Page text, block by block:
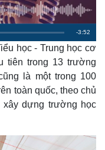
R
e
i
i
-3:52
học - Trung học cơ
tiên trong 13 trường
là một trong 100
toàn quốc, theo chủ
dựng trường học